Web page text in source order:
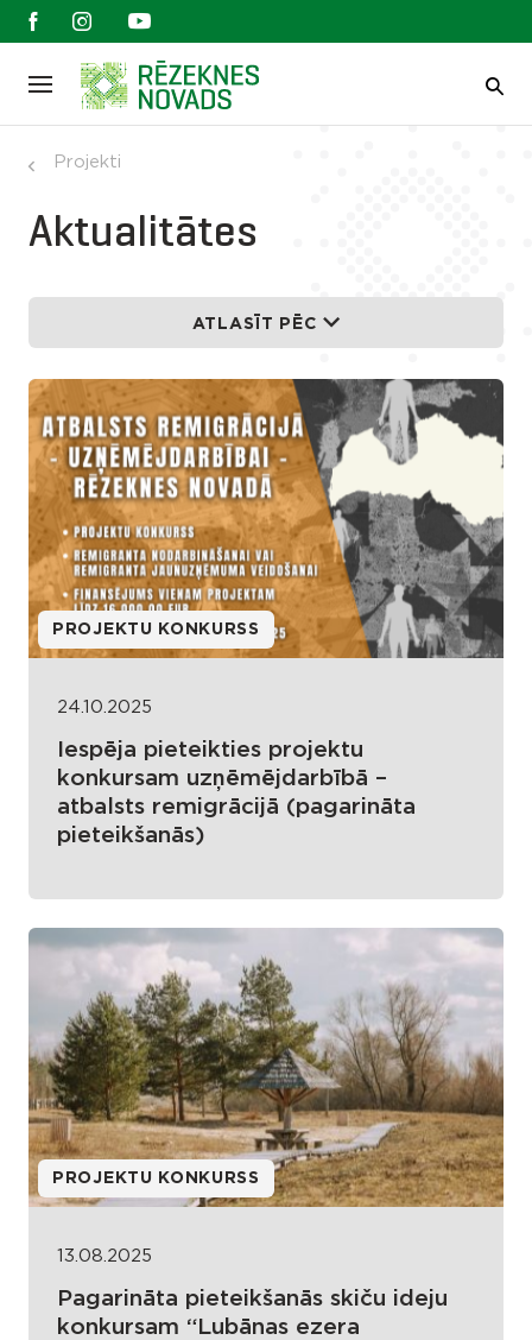
Projekti
Aktualitātes
ATLASĪT PĒC
PROJEKTU KONKURSS
24.10.2025
Iespēja pieteikties projektu
konkursam uzņēmējdarbībā –
atbalsts remigrācijā (pagarināta
pieteikšanās)
PROJEKTU KONKURSS
13.08.2025
Pagarināta pieteikšanās skiču ideju
konkursam “Lubānas ezera